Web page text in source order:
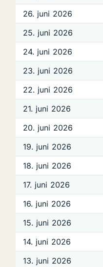
26. juni 2026
25. juni 2026
24. juni 2026
23. juni 2026
22. juni 2026
21. juni 2026
20. juni 2026
19. juni 2026
18. juni 2026
17. juni 2026
16. juni 2026
15. juni 2026
14. juni 2026
13. juni 2026